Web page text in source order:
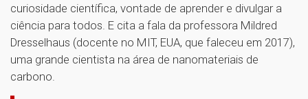
curiosidade científica, vontade de aprender e divulgar a
ciência para todos. E cita a fala da professora Mildred
Dresselhaus (docente no MIT, EUA, que faleceu em 2017),
uma grande cientista na área de nanomateriais de
carbono.